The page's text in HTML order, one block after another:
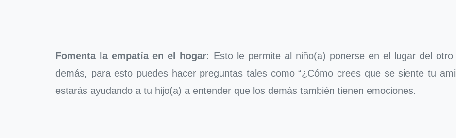
Fomenta la empatía en el hogar: Esto le permite al niño(a) ponerse en el lugar del
demás, para esto puedes hacer preguntas tales como “¿Cómo crees que se siente tu
estarás ayudando a tu hijo(a) a entender que los demás también tienen emociones.